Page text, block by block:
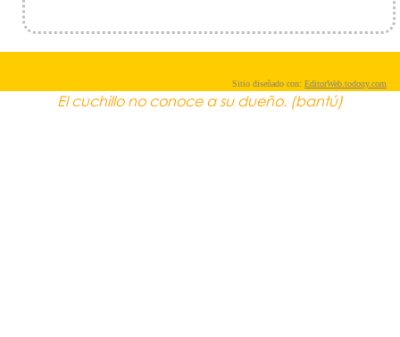
Sitio diseñado con: EditorWeb.todouy.com
El cuchillo no conoce a su dueño. (bantú)